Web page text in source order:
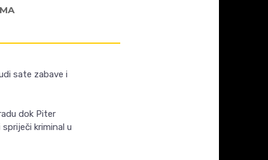
sate zabave i
dok Piter
kriminal u